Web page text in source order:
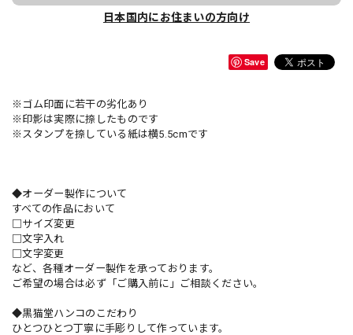
日本国内にお住まいの方向け
Save
※ゴム印面に若干の劣化あり
※印影は実際に捺したものです
※スタンプを捺している紙は横5.5cmです
◆オーダー製作について
すべての作品において
□サイズ変更
□文字入れ
□文字変更
など、各種オーダー製作を承っております。
ご希望の場合は必ず「ご購入前に」ご相談ください。
◆黒猫堂ハンコのこだわり
ひとつひとつ丁寧に手彫りして作っています。